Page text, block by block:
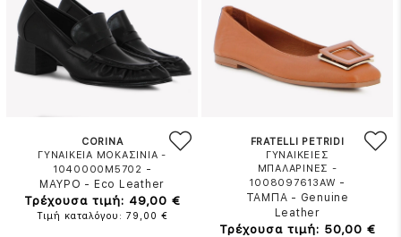
CORINA
ΓΥΝΑΙΚΕΙΑ ΜΟΚΑΣΙΝΙΑ -
1040000M5702 -
ΜΑΥΡΟ - Eco Leather
Τρέχουσα τιμή: 49,00 €
Τιμή καταλόγου: 79,00 €
FRATELLI PETRIDI
ΓΥΝΑΙΚΕΙΕΣ
ΜΠΑΛΑΡΙΝΕΣ -
1008097613AW -
ΤΑΜΠΑ - Genuine
Leather
Τρέχουσα τιμή: 50,00 €